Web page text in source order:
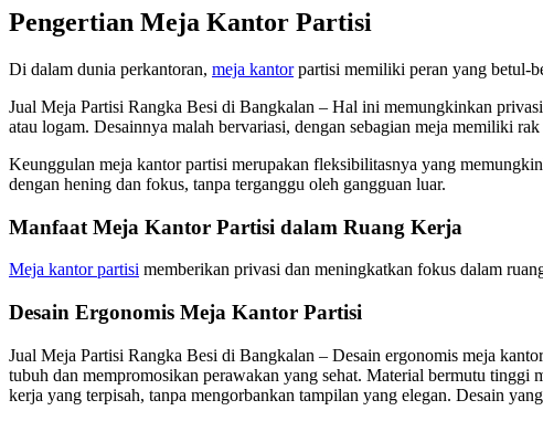
Pengertian Meja Kantor Partisi
Di dalam dunia perkantoran, meja kantorpartisi memiliki peran yang betul-
Jual Meja Partisi Rangka Besi di Bangkalan – Hal ini memungkinkan
atau logam. Desainnya malah bervariasi, dengan sebagian meja memiliki
Keunggulan meja kantor partisi merupakan fleksibilitasnya yang
dengan hening dan fokus, tanpa terganggu oleh gangguan luar.
Manfaat Meja Kantor Partisi dalam Ruang Kerja
Meja kantor partisi memberikan privasi dan meningkatkan fokus dalam
Desain Ergonomis Meja Kantor Partisi
Jual Meja Partisi Rangka Besi di Bangkalan – Desain ergonomis meja
tubuh dan mempromosikan perawakan yang sehat. Material bermutu
kerja yang terpisah, tanpa mengorbankan tampilan yang elegan. Desain